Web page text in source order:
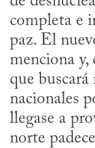
completa e
paz. El
menciona y,
que buscará
nacionales
llegase a
norte